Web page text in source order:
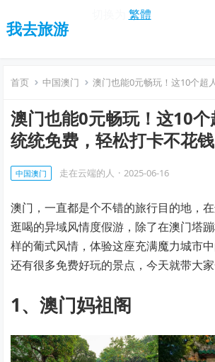
繁體
我去旅游
首页 中国澳门 澳门也能0元畅玩！这10个超人气景点统
澳门也能0元畅玩！这10
统统免费，轻松打卡不花钱
中国澳门 走在云端的人 · 2025-06-16
澳门，一直都是个不错的旅行目的地，
逛喝的异域风情度假游，除了在澳门塔
样的葡式风情，体验这座充满魔力城市
还有很多免费好玩的景点，今天就带大家
1、澳门妈祖阁